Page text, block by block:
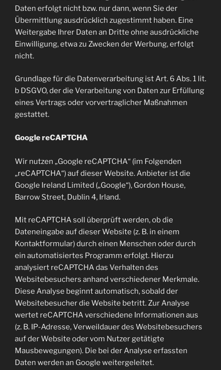
Daten erfolgt nicht bzw. nur dann, wenn Sie der
Übermittlung ausdrücklich zugestimmt haben. Eine
Weitergabe Ihrer Daten an Dritte ohne ausdrückliche
Einwilligung, etwa zu Zwecken der Werbung, erfolgt
nicht.
Grundlage für die Datenverarbeitung ist Art. 6 Abs. 1 lit.
b DSGVO, der die Verarbeitung von Daten zur Erfüllung
eines Vertrags oder vorvertraglicher Maßnahmen
gestattet.
Google reCAPTCHA
Wir nutzen „Google reCAPTCHA“ (im Folgenden
„reCAPTCHA“) auf dieser Website. Anbieter ist die
Google Ireland Limited („Google“), Gordon House,
Barrow Street, Dublin 4, Irland.
Mit reCAPTCHA soll überprüft werden, ob die
Dateneingabe auf dieser Website (z. B. in einem
Kontaktformular) durch einen Menschen oder durch
ein automatisiertes Programm erfolgt. Hierzu
analysiert reCAPTCHA das Verhalten des
Websitebesuchers anhand verschiedener Merkmale.
Diese Analyse beginnt automatisch, sobald der
Websitebesucher die Website betritt. Zur Analyse
wertet reCAPTCHA verschiedene Informationen aus
(z. B. IP-Adresse, Verweildauer des Websitebesuchers
auf der Website oder vom Nutzer getätigte
Mausbewegungen). Die bei der Analyse erfassten
Daten werden an Google weitergeleitet.